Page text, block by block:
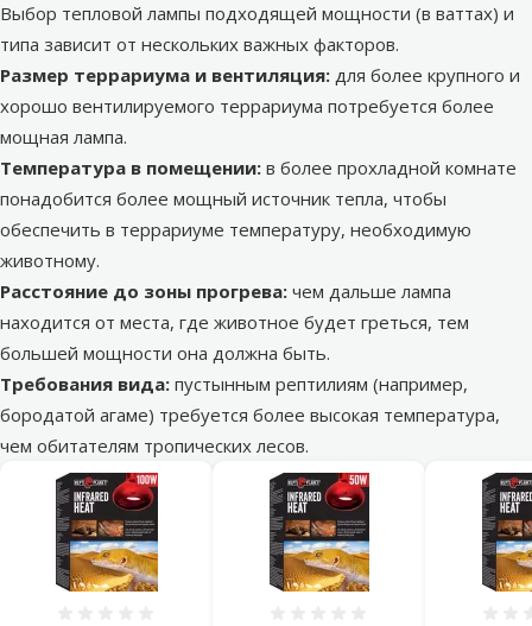
Выбор тепловой лампы подходящей мощности (в ваттах) и
типа зависит от нескольких важных факторов.
Размер террариума и вентиляция: для более крупного и
хорошо вентилируемого террариума потребуется более
мощная лампа.
Температура в помещении: в более прохладной комнате
понадобится более мощный источник тепла, чтобы
обеспечить в террариуме температуру, необходимую
животному.
Расстояние до зоны прогрева: чем дальше лампа
находится от места, где животное будет греться, тем
большей мощности она должна быть.
Требования вида: пустынным рептилиям (например,
бородатой агаме) требуется более высокая температура,
чем обитателям тропических лесов.